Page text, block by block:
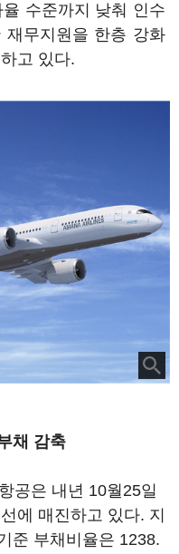
수준까지 낮춰 인수
무지원을 한층 강화
고 있다.
채 감축
공은 내년 10월25일
에 매진하고 있다. 지
준 부채비율은 1238.